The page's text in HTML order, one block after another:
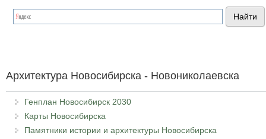
Архитектура Новосибирска - Новониколаевска
Генплан Новосибирск 2030
Карты Новосибирска
Памятники истории и архитектуры Новосибирска